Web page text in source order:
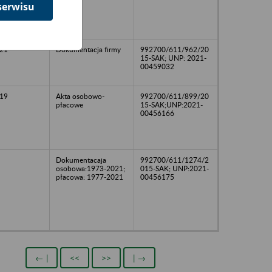
Dokumentacja firmy
992700/611/962/20
15-SAK; UNP: 2021-
00459032
Akta osobowo-
płacowe
992700/611/899/20
15-SAK;UNP:2021-
00456166
Dokumentacaja
osobowa:1973-2021;
płacowa: 1977-2021
992700/611/1274/2
015-SAK; UNP:2021-
00456175
← | << >> | →